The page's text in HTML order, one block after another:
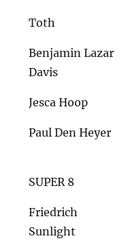
Toth
Benjamin Lazar
Davis
Jesca Hoop
Paul Den Heyer
SUPER 8
Friedrich
Sunlight